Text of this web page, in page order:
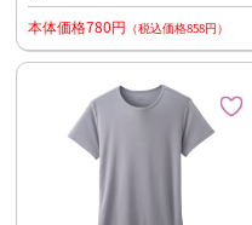
本体価格780円 （税込価格858円）